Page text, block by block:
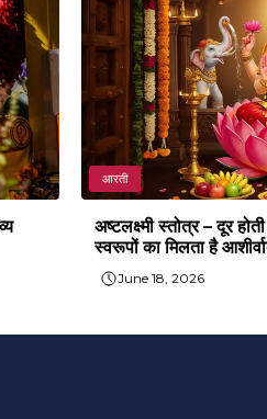
आरती
अष्टलक्ष्मी स्तोत्र – दूर
स्वरूपों का मिलता है
June 18, 2026